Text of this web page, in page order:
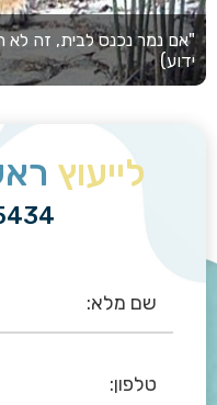
"אם נמר נכנס לבית, זה
ידוע)
לייעוץ